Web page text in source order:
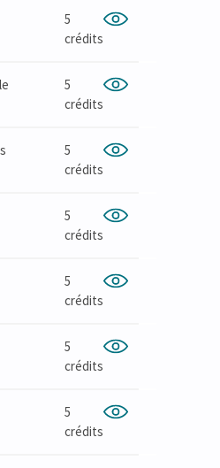
5
crédits
5
crédits
5
crédits
5
crédits
5
crédits
5
crédits
5
crédits